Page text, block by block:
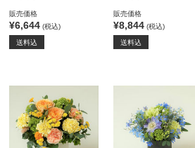
販売価格
¥6,644 (税込)
送料込
販売価格
¥8,844(税込)
送料込